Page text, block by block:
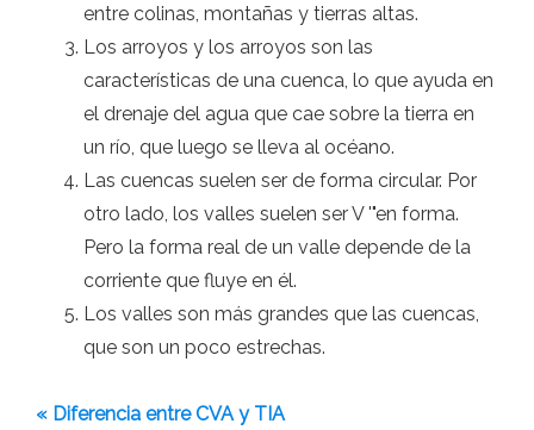
entre colinas, montañas y tierras altas.
Los arroyos y los arroyos son las
características de una cuenca, lo que ayuda en
el drenaje del agua que cae sobre la tierra en
un río, que luego se lleva al océano.
Las cuencas suelen ser de forma circular. Por
otro lado, los valles suelen ser V '"en forma.
Pero la forma real de un valle depende de la
corriente que fluye en él.
Los valles son más grandes que las cuencas,
que son un poco estrechas.
« Diferencia entre CVA y TIA